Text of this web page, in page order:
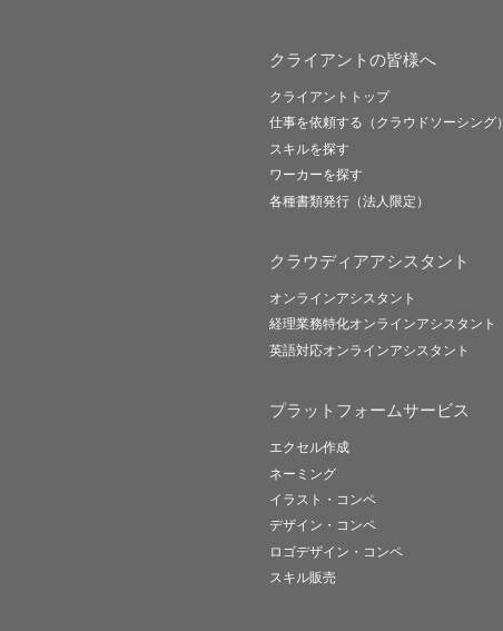
クライアントの皆様へ
クライアントトップ
仕事を依頼する（クラウドソーシング）
スキルを探す
ワーカーを探す
各種書類発行（法人限定）
クラウディアアシスタント
オンラインアシスタント
経理業務特化オンラインアシスタント
英語対応オンラインアシスタント
プラットフォームサービス
エクセル作成
ネーミング
イラスト・コンペ
デザイン・コンペ
ロゴデザイン・コンペ
スキル販売